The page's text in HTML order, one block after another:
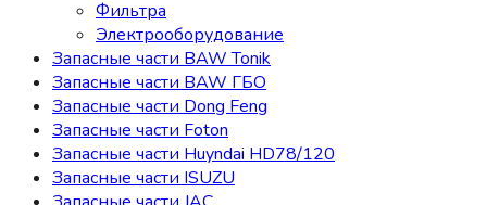
Фильтра
Электрооборудование
Запасные части BAW Tonik
Запасные части BAW ГБО
Запасные части Dong Feng
Запасные части Foton
Запасные части Huyndai HD78/120
Запасные части ISUZU